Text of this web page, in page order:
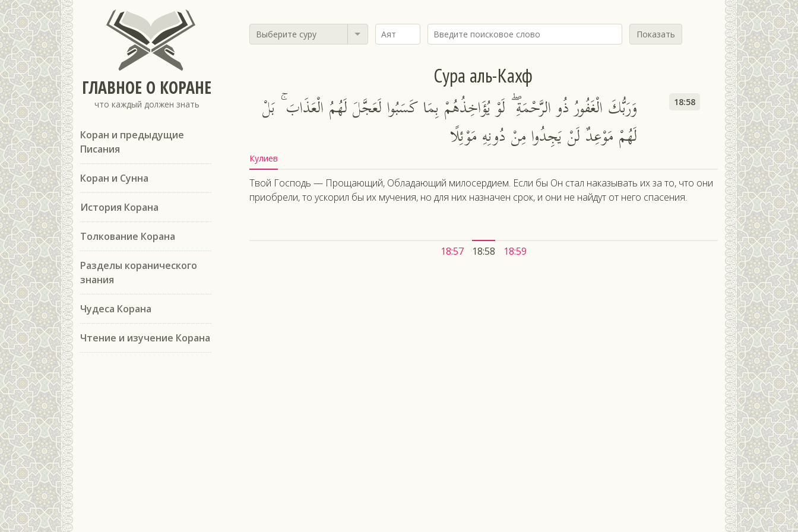
ГЛАВНОЕ О КОРАНЕ
что каждый должен знать
Коран и предыдущие
Писания
Коран и Сунна
История Корана
Толкование Корана
Разделы коранического
знания
Чудеса Корана
Чтение и изучение Корана
Выберите суру Показать
Сура аль-Кахф
وَرَبُّكَ الْغَفُورُ ذُو الرَّحْمَةِ ۖ لَوْ يُؤَاخِذُهُمْ بِمَا كَسَبُوا لَعَجَّلَ لَهُمُ الْعَذَابَ ۚ بَلْ
لَهُمْ مَوْعِدٌ لَنْ يَجِدُوا مِنْ دُونِهِ مَوْئِلًا
18:58
Кулиев
Твой Господь — Прощающий, Обладающий милосердием. Если бы Он стал наказывать их за то, что они
приобрели, то ускорил бы их мучения, но для них назначен срок, и они не найдут от него спасения.
18:57 18:58 18:59